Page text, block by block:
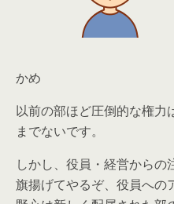
かめ
以前の部ほど圧倒的な権力
までないです。
しかし、役員・経営から
旗揚げてやるぞ、役員への